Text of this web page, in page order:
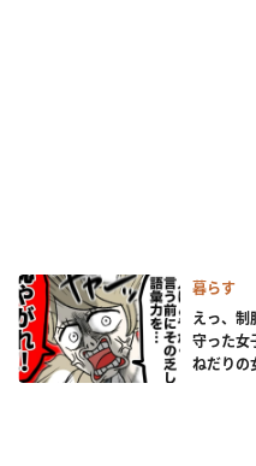
暮らす
えっ、
守った女
ねだりの